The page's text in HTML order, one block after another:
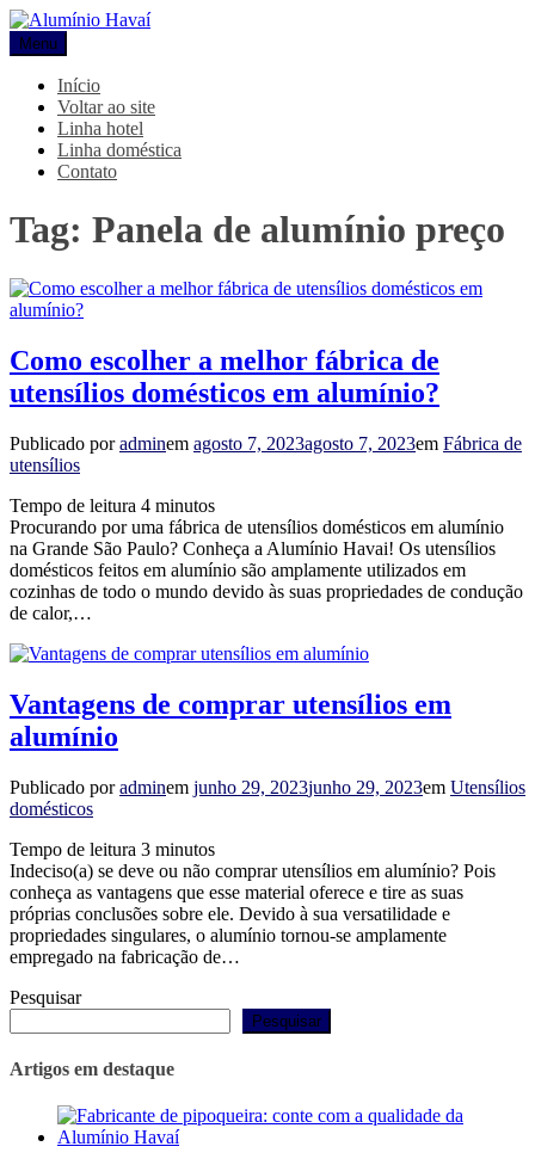
Pular
para
o
conteúdo
Alumínio Havaí
Blog Alumínio Havaí
Menu
Início
Voltar ao site
Linha hotel
Linha doméstica
Contato
Tag: Panela de alumínio preço
Como escolher a melhor fábrica de
utensílios domésticos em alumínio?
Publicado poradminem agosto 7, 2023agosto 7, 2023em Fábrica de
utensílios
Tempo de leitura 4 minutos
Procurando por uma fábrica de utensílios domésticos em alumínio
na Grande São Paulo? Conheça a Alumínio Havai! Os utensílios
domésticos feitos em alumínio são amplamente utilizados em
cozinhas de todo o mundo devido às suas propriedades de condução
de calor,…
Vantagens de comprar utensílios em
alumínio
Publicado poradminem junho 29, 2023junho 29, 2023em Utensílios
domésticos
Tempo de leitura 3 minutos
Indeciso(a) se deve ou não comprar utensílios em alumínio? Pois
conheça as vantagens que esse material oferece e tire as suas
próprias conclusões sobre ele. Devido à sua versatilidade e
propriedades singulares, o alumínio tornou-se amplamente
empregado na fabricação de…
Pesquisar
Pesquisar
Artigos em destaque